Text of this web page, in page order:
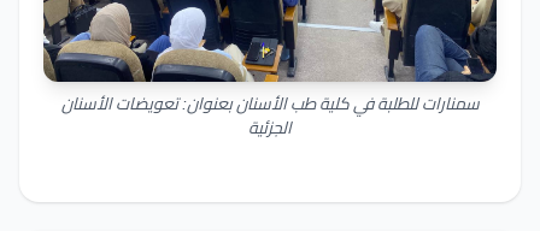
سمنارات للطلبة في كلية طب الأسنان بعنوان: تعويضات الأسنان
الجزئية